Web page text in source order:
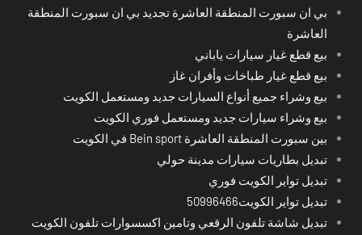
بي ان سبورت المنطقة العاشرة تجديد بي ان سبورت المنطقة
العاشرة
بيع قطع غيار سيارات ياباني
بيع قطع غيار طباخات وأفران غاز
بيع وشراء جميع أنواع السيارات جديد ومستعمل الكويت
بيع وشراء سيارات جديد ومستعمل فوري الكويت
بين سبورت المنطقة العاشرة Bein sport في الكويت
تبديل بطاريات سيارات مدينة حولي
تبديل تواير الكويت فوري
تبديل تواير الكويت50996466
تبديل شاشة تلفون الرقعي وتامين اكسسوارات تلفون الكويت